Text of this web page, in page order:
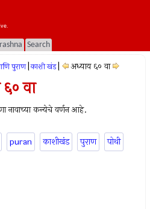
Search
पुराण काशी खंड अध्याय ६० वा
वा
नावाच्या कन्येचे वर्णन आहे.
puran काशीखंड पुराण पोथी